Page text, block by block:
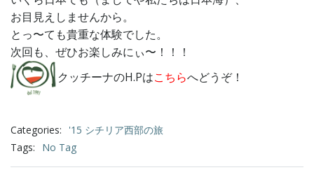
お目見えしませんから。
とっ〜ても貴重な体験でした。
次回も、ぜひお楽しみにぃ〜！！！
クッチーナのH.Pはこちらへどうぞ！
Categories:
'15 シチリア西部の旅
Tags:
No Tag